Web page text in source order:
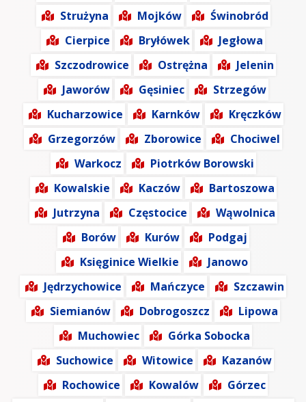
Strużyna
Mojków
Świnobród
Cierpice
Bryłówek
Jegłowa
Szczodrowice
Ostrężna
Jelenin
Jaworów
Gęsiniec
Strzegów
Kucharzowice
Karnków
Kręczków
Grzegorzów
Zborowice
Chociwel
Warkocz
Piotrków Borowski
Kowalskie
Kaczów
Bartoszowa
Jutrzyna
Częstocice
Wąwolnica
Borów
Kurów
Podgaj
Księginice Wielkie
Janowo
Jędrzychowice
Mańczyce
Szczawin
Siemianów
Dobrogoszcz
Lipowa
Muchowiec
Górka Sobocka
Suchowice
Witowice
Kazanów
Rochowice
Kowalów
Górzec